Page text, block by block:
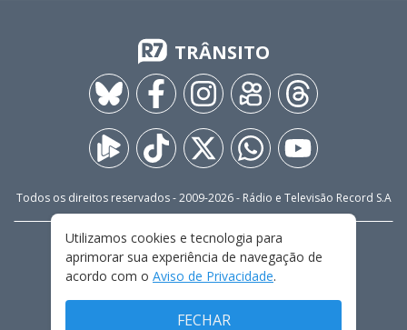
TRÂNSITO
Todos os direitos reservados - 2009-2026- Rádio e Televisão Record S.A
FALE CONOSCO
PRIVACIDADE
TERMOS E CONDIÇÕES DE USO
Utilizamos cookies e tecnologia para
aprimorar sua experiência de navegação de
acordo com o Aviso de Privacidade.
FECHAR